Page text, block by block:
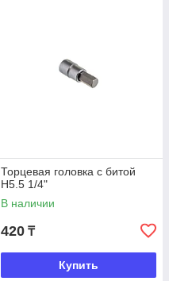
Торцевая головка с битой
H5.5 1/4"
В наличии
420 ₸
Купить